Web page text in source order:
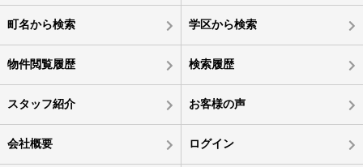
町名から検索 学区から検索
物件閲覧履歴 検索履歴
スタッフ紹介 お客様の声
会社概要 ログイン